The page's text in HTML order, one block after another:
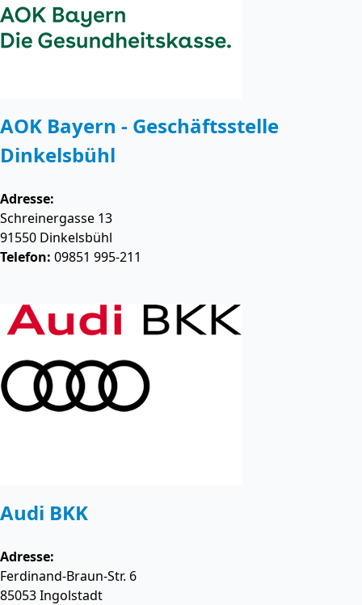
AOK Bayern - Geschäftsstelle
Dinkelsbühl
Adresse:
Schreinergasse 13
91550 Dinkelsbühl
Telefon: 09851 995-211
Audi BKK
Adresse:
Ferdinand-Braun-Str. 6
85053Ingolstadt